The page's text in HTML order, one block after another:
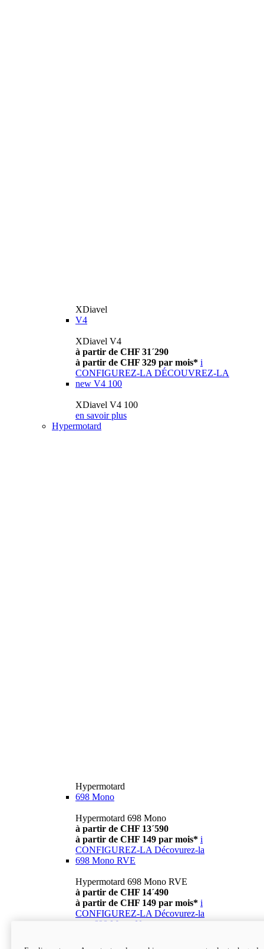
XDiavel
V4
XDiavel V4
à partir de CHF 31´290
à partir de CHF 329 par mois* i
CONFIGUREZ-LA DÉCOUVREZ-LA
new V4 100
XDiavel V4 100
en savoir plus
Hypermotard
Hypermotard
698 Mono
Hypermotard 698 Mono
à partir de CHF 13´590
à partir de CHF 149 par mois* i
CONFIGUREZ-LA Décovurez-la
698 Mono RVE
Hypermotard 698 Mono RVE
à partir de CHF 14´490
à partir de CHF 149 par mois* i
CONFIGUREZ-LA Décovurez-la
698 Mono Nera
Hypermotard 698 Mono Nera